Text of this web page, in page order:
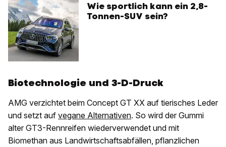
Wie sportlich kann ein 2,8-
Tonnen-SUV sein?
Biotechnologie und 3-D-Druck
AMG verzichtet beim Concept GT XX auf tierisches Leder
und setzt auf vegane Alternativen. So wird der Gummi
alter GT3-Rennreifen wiederverwendet und mit
Biomethan aus Landwirtschaftsabfällen, pflanzlichen